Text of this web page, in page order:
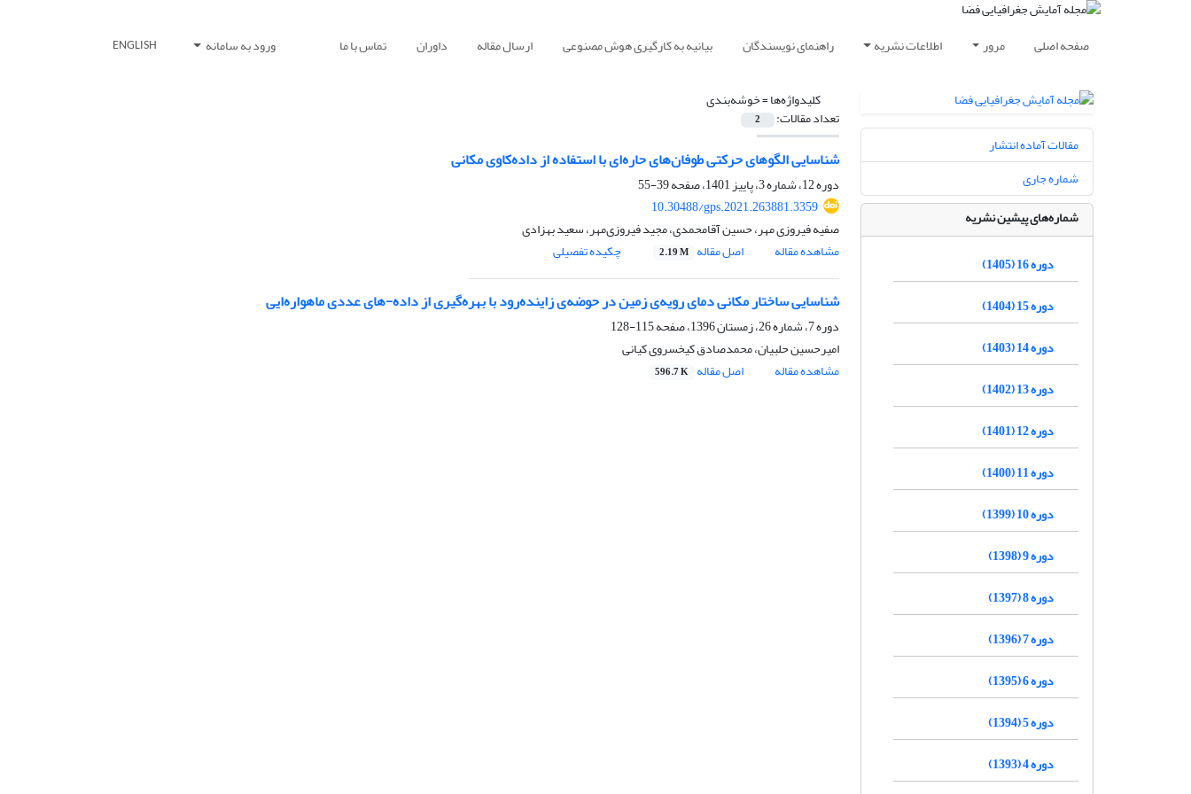
صفحه اصلی مرور اطلاعات نشریه راهنمای نویسندگان بیانیه به کارگیری هوش مصنوعی ارسال مقاله داوران تماس با ما ورود به سامانه ENGLISH
کلیدواژه‌ها =خوشه‌بندی
تعداد مقالات: 2
شناسایی الگوهای حرکتی طوفان‌های حاره‌ای با استفاده از داده‌کاوی مکانی
دوره 12، شماره 3، پاییز 1401، صفحه
39-55
10.30488/gps.2021.263881.3359
صفیه فیروزی مهر، حسین آقامحمدی، مجید فیروزی‌مهر، سعید بهزادی
مشاهده مقاله
اصل مقاله 2.19 M چکیده تفصیلی
شناسایی ساختار مکانی دمای رویه‌ی زمین در حوضه‌ی زاینده‌رود با بهره‌گیری از داده-های عددی ماهواره‌ایی
دوره 7، شماره 26، زمستان 1396، صفحه
115-128
امیرحسین حلبیان، محمدصادق کیخسروی کیانی
مشاهده مقاله
اصل مقاله 596.7 K
مقالات آماده انتشار
شماره جاری
شماره‌های پیشین نشریه
دوره 16 (1405)
دوره 15 (1404)
دوره 14 (1403)
دوره 13 (1402)
دوره 12 (1401)
دوره 11 (1400)
دوره 10 (1399)
دوره 9 (1398)
دوره 8 (1397)
دوره 7 (1396)
دوره 6 (1395)
دوره 5 (1394)
دوره 4 (1393)